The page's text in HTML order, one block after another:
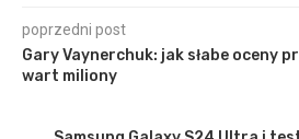
poprzedni post
Gary Vaynerchuk: jak słabe oceny
wart miliony